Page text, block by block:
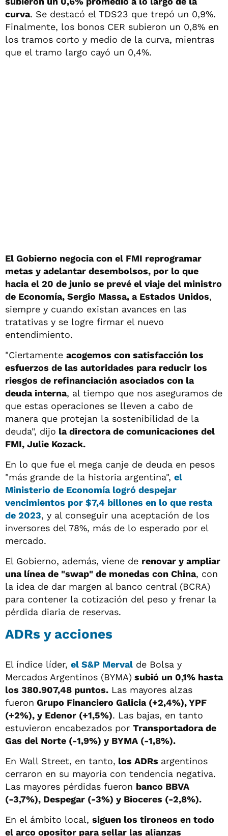
curva. Se destacó el TDS23 que trepó un 0,9%.
Finalmente, los bonos CER subieron un 0,8% en
los tramos corto y medio de la curva, mientras
que el tramo largo cayó un 0,4%.
El Gobierno negocia con el FMI reprogramar
metas y adelantar desembolsos, por lo que
hacia el 20 de junio se prevé el viaje del ministro
de Economía, Sergio Massa, a Estados Unidos,
siempre y cuando existan avances en las
tratativas y se logre firmar el nuevo
entendimiento.
"Ciertamente acogemos con satisfacción los
esfuerzos de las autoridades para reducir los
riesgos de refinanciación asociados con la
deuda interna, al tiempo que nos aseguramos de
que estas operaciones se lleven a cabo de
manera que protejan la sostenibilidad de la
deuda", dijo la directora de comunicaciones del
FMI, Julie Kozack.
En lo que fue el mega canje de deuda en pesos
"más grande de la historia argentina", el
Ministerio de Economía logró despejar
vencimientos por $7,4 billones en lo que resta
de 2023, y al conseguir una aceptación de los
inversores del 78%, más de lo esperado por el
mercado.
El Gobierno, además, viene de renovar y ampliar
una línea de "swap" de monedas con China, con
la idea de dar margen al banco central (BCRA)
para contener la cotización del peso y frenar la
pérdida diaria de reservas.
ADRs y acciones
El índice líder, el S&P Merval de Bolsa y
Mercados Argentinos (BYMA) subió un 0,1% hasta
los 380.907,48 puntos. Las mayores alzas
fueron Grupo Financiero Galicia (+2,4%), YPF
(+2%), y Edenor (+1,5%). Las bajas, en tanto
estuvieron encabezados por Transportadora de
Gas del Norte (-1,9%) y BYMA (-1,8%).
En Wall Street, en tanto, los ADRs argentinos
cerraron en su mayoría con tendencia negativa.
Las mayores pérdidas fueron banco BBVA
(-3,7%), Despegar (-3%) y Bioceres (-2,8%).
En el ámbito local, siguen los tironeos en todo
el arco opositor para sellar las alianzas